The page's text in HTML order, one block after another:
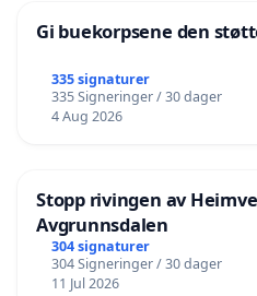
Gi buekorpsene den
335 signaturer
335 Signeringer / 30 dager
4 Aug 2026
Stopp rivingen av
Avgrunnsdalen
304 signaturer
304 Signeringer / 30 dager
11 Jul 2026